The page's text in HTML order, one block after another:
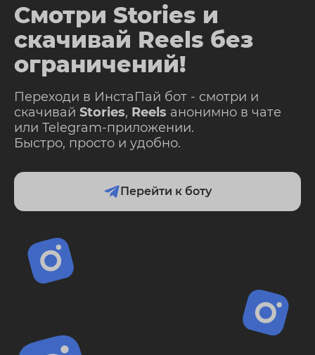
Смотри Stories и
скачивай Reels без
ограничений!
Переходи в ИнстаПай бот - смотри и
скачивай Stories, Reels анонимно в чате
или Telegram-приложении.
Быстро, просто и удобно.
Перейти к боту